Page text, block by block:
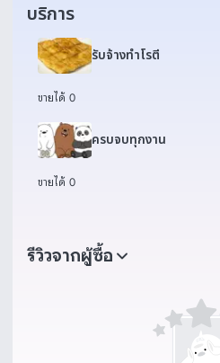
บริการ
รับจ้างทำโรตี
ขายได้ 0
ครบจบทุกงาน
ขายได้ 0
รีวิวจากผู้ซื้อ